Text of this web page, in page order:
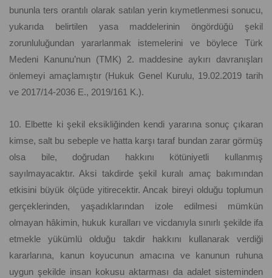
bununla ters orantılı olarak satılan yerin kıymetlenmesi sonucu,
yukarıda belirtilen yasa maddelerinin öngördüğü şekil
zorunluluğundan yararlanmak istemelerini ve böylece Türk
Medeni Kanunu’nun (TMK) 2. maddesine aykırı davranışları
önlemeyi amaçlamıştır (Hukuk Genel Kurulu, 19.02.2019 tarih
ve 2017/14-2036 E., 2019/161 K.).
10. Elbette ki şekil eksikliğinden kendi yararına sonuç çıkaran
kimse, salt bu sebeple ve hatta karşı taraf bundan zarar görmüş
olsa bile, doğrudan hakkını kötüniyetli kullanmış
sayılmayacaktır. Aksi takdirde şekil kuralı amaç bakımından
etkisini büyük ölçüde yitirecektir. Ancak bireyi olduğu toplumun
gerçeklerinden, yaşadıklarından izole edilmesi mümkün
olmayan hâkimin, hukuk kuralları ve vicdanıyla sınırlı şekilde ifa
etmekle yükümlü olduğu takdir hakkını kullanarak verdiği
kararlarına, kanun koyucunun amacına ve kanunun ruhuna
uygun şekilde insan kokusu aktarması da adalet sisteminden